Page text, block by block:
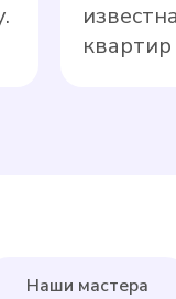
Наши мастера